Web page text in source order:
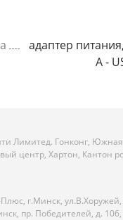
адаптер
A -
Лимитед. Гонконг,
центр, Хартон, Кантон
г.Минск,
пр. Победителей, д.